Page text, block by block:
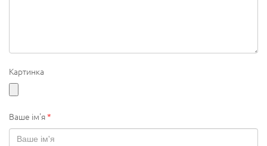
Картинка
Ваше ім'я*